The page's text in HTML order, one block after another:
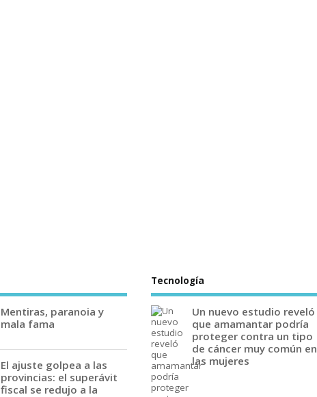
Mentiras, paranoia y
mala fama
El ajuste golpea a las
provincias: el superávit
fiscal se redujo a la
Tecnología
Un nuevo estudio reveló
que amamantar podría
proteger contra un tipo
de cáncer muy común en
las mujeres